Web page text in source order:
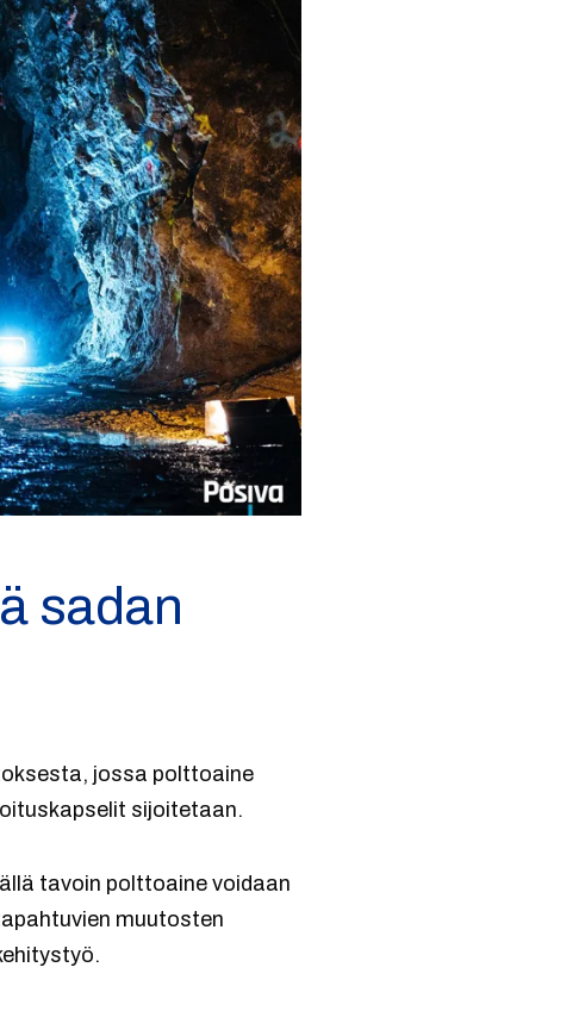
sadan
jossa polttoaine
sijoitetaan.
tavoin polttoaine voidaan
muutosten